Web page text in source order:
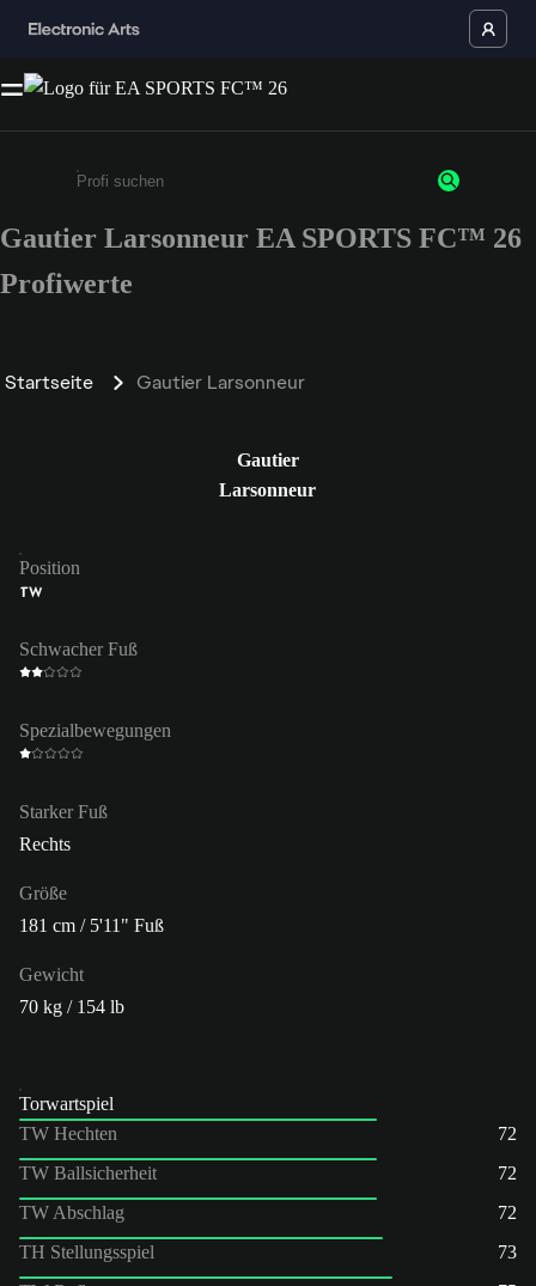
Gib mindestens 3 Zeichen oder Ziffern ein
Gautier Larsonneur EA SPORTS FC™ 26
Profiwerte
Startseite Gautier Larsonneur
Gautier
Larsonneur
Position
TW
Schwacher Fuß
Spezialbewegungen
Starker Fuß
Rechts
Größe
181 cm / 5'11" Fuß
Gewicht
70 kg / 154 lb
Torwartspiel
TW Hechten
72
TW Ballsicherheit
72
TW Abschlag
72
TH Stellungsspiel
73